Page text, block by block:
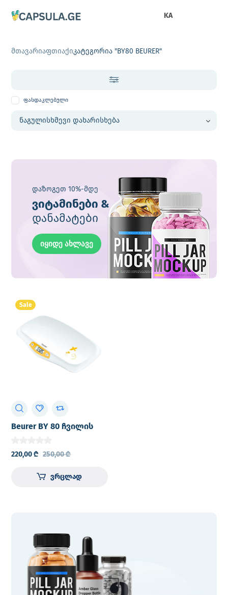
KA
მთავარიაფთიაქიკატეგორია "BY80 BEURER"
ფასდაკლებული
დაზოგეთ 10%-მდე
ვიტამინები &
დანამატები
იყიდე ახლავე
Sale
Beurer BY 80 ჩვილის
220,00₾ 250,00₾
ვრცლად